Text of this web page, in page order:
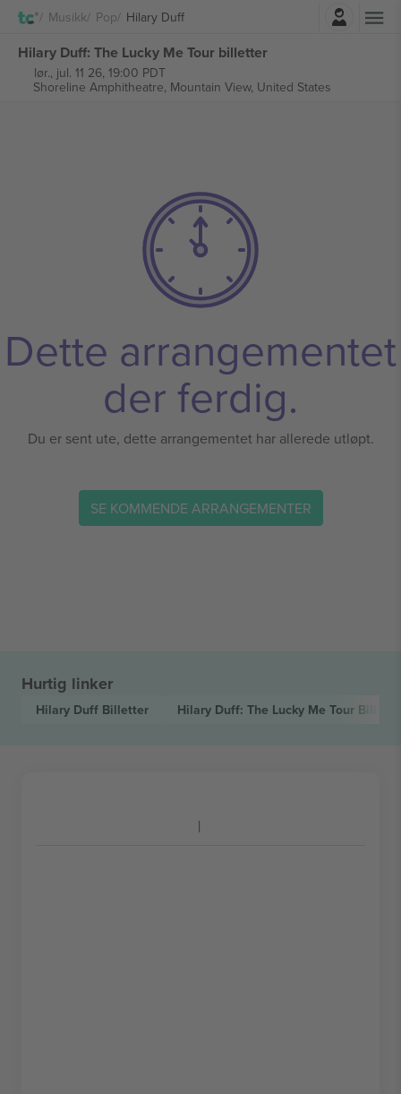
Musikk Pop Hilary Duff
Hilary Duff: The Lucky Me Tour billetter
lør., jul. 11 26, 19:00 PDT
Shoreline Amphitheatre, Mountain View, United States
Dette arrangementet
der ferdig.
Du er sent ute, dette arrangementet har allerede utløpt.
SE KOMMENDE ARRANGEMENTER
Hurtig linker
Hilary Duff Billetter Hilary Duff: The Lucky Me Tour